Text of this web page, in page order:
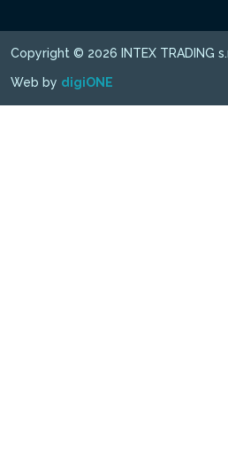
Copyright © 2026 INTEX TRADING
Web by digiONE